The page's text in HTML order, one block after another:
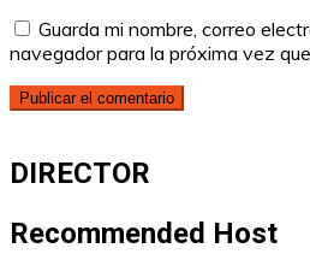
Guarda mi nombre, correo
navegador para la próxima vez
DIRECTOR
Recommended Host